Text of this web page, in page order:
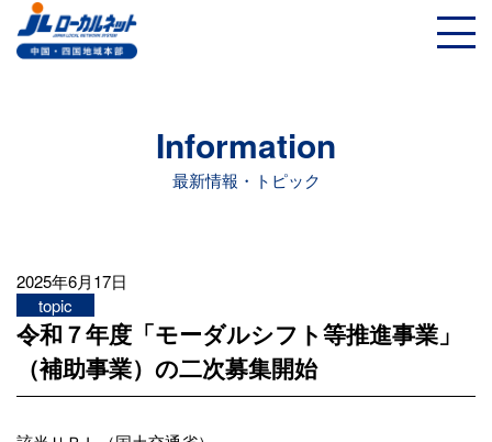
Information
最新情報・トピック
2025年6月17日
topic
令和７年度「モーダルシフト等推進事業」
（補助事業）の二次募集開始